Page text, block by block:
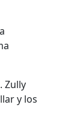
Zully
y los